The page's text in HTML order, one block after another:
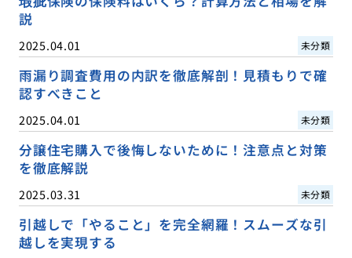
説
2025.04.01 未分類
雨漏り調査費用の内訳を徹底解剖！見積もりで確
認すべきこと
2025.04.01 未分類
分譲住宅購入で後悔しないために！注意点と対策
を徹底解説
2025.03.31 未分類
引越しで「やること」を完全網羅！スムーズな引
越しを実現する